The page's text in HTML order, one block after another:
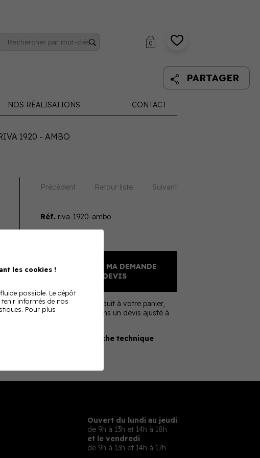
0
NOS RÉALISATIONS CONTACT
PARTAGER
1920 - AMBO
Précédent Retour liste Suivant
Réf.riva-1920-ambo
AJOUTER À MA DEMANDE
DE DEVIS
En ajoutant ce produit à votre panier,
nous vous enverrons un devis ajusté à
Télécharger la fiche technique
Ouvert du lundi au jeudi
de 9h à 13h et 14h à 18h
et le vendredi
de 9h à 13h et 14h à 17h
les cookies !
possible. Le dépôt
informés de nos
Pour plus